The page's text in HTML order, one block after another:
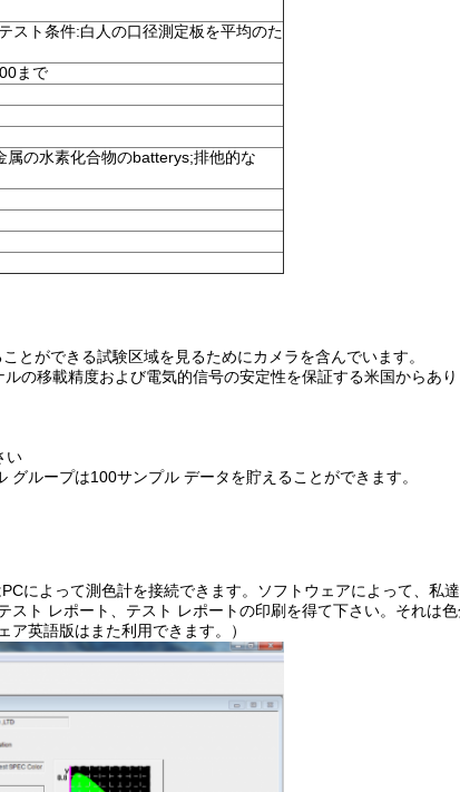
スト条件:白人の口径測定板を平均のた
まで
の水素化合物のbatterys;排他的な
とができる試験区域を見るためにカメラを含んでいます。
の移載精度および電気的信号の安定性を保証する米国からあ
い
ループは100サンプル データを貯えることができます。
によって測色計を接続できます。ソフトウェアによって、私
ト レポート、テスト レポートの印刷を得て下さい。それは
英語版はまた利用できます。）